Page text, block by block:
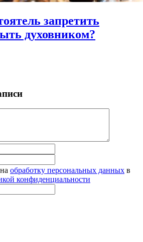
запретить
духовником?
обработку персональных данных в
конфиденциальности